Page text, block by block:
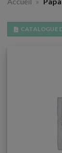
CATALOGUE